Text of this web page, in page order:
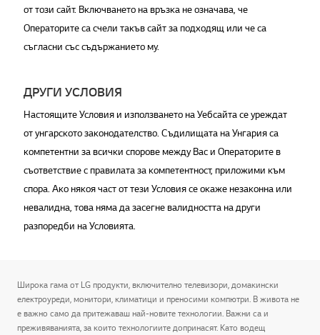
от този сайт. Включването на връзка не означава, че
Операторите са счели такъв сайт за подходящ или че са
съгласни със съдържанието му.
ДРУГИ УСЛОВИЯ
Настоящите Условия и използването на Уебсайта се уреждат
от унгарското законодателство. Съдилищата на Унгария са
компетентни за всички спорове между Вас и Операторите в
съответствие с правилата за компетентност, приложими към
спора. Ако някоя част от тези Условия се окаже незаконна или
невалидна, това няма да засегне валидността на други
разпоредби на Условията.
Широка гама от LG продукти, включително телевизори, домакински
електроуреди, монитори, климатици и преносими компютри. В живота не
е важно само да притежаваш най-новите технологии. Важни са и
преживяванията, за които технологиите допринасят. Като водещ